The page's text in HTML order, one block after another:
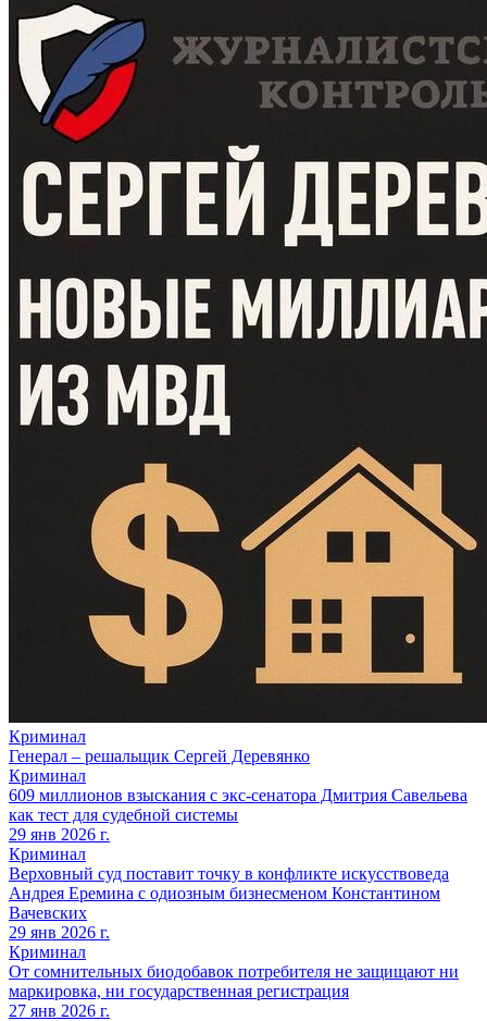
Криминал
Генерал – решальщик Сергей Деревянко
Криминал
609 миллионов взыскания с экс-сенатора Дмитрия Савельева
как тест для судебной системы
29 янв 2026 г.
Криминал
Верховный суд поставит точку в конфликте искусствоведа
Андрея Еремина с одиозным бизнесменом Константином
Вачевских
29 янв 2026 г.
Криминал
От сомнительных биодобавок потребителя не защищают ни
маркировка, ни государственная регистрация
27 янв 2026 г.